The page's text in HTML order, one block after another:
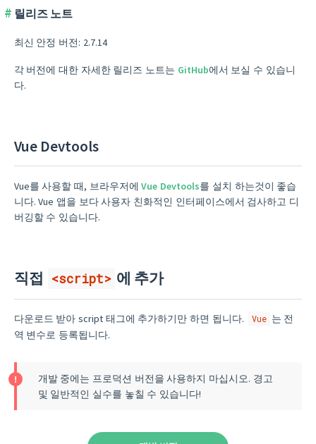
릴리즈 노트
최신 안정 버전: 2.7.14
각 버전에 대한 자세한 릴리즈 노트는 GitHub에서 보실 수 있습니
다.
Vue Devtools
Vue를 사용할 때, 브라우저에Vue Devtools를 설치 하는것이 좋습
니다. Vue 앱을 보다 사용자 친화적인 인터페이스에서 검사하고 디
버깅할 수 있습니다.
직접 <script> 에 추가
다운로드 받아 script 태그에 추가하기만 하면 됩니다. Vue 는 전
역 변수로 등록됩니다.
개발 중에는 프로덕션 버전을 사용하지 마십시오. 경고
및 일반적인 실수를 놓칠 수 있습니다!